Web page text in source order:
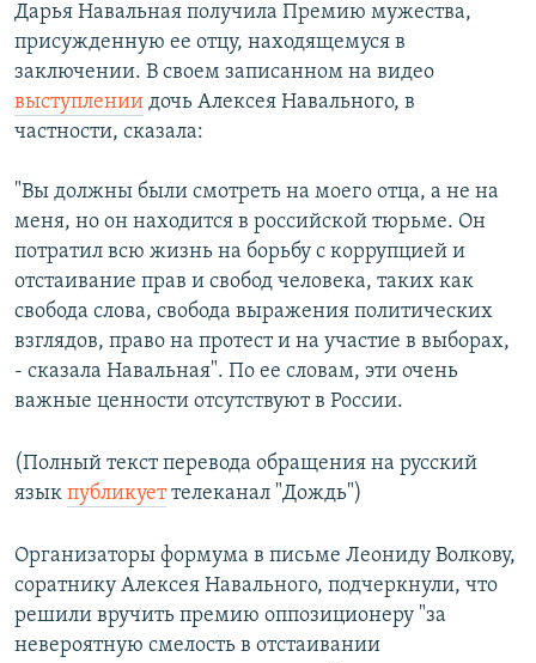
Дарья Навальная получила Премию мужества,
присужденную ее отцу, находящемуся в
заключении. В своем записанном на видео
выступлении дочь Алексея Навального, в
частности, сказала:
"Вы должны были смотреть на моего отца, а не на
меня, но он находится в российской тюрьме. Он
потратил всю жизнь на борьбу с коррупцией и
отстаивание прав и свобод человека, таких как
свобода слова, свобода выражения политических
взглядов, право на протест и на участие в выборах,
- сказала Навальная". По ее словам, эти очень
важные ценности отсутствуют в России.
(Полный текст перевода обращения на русский
язык публикуеттелеканал "Дождь")
Организаторы формума в письме Леониду Волкову,
соратнику Алексея Навального, подчеркнули, что
решили вручить премию оппозиционеру "за
невероятную смелость в отстаивании